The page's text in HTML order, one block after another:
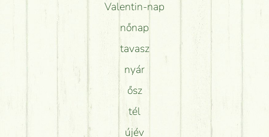
Valentin-nap
nőnap
tavasz
nyár
ősz
tél
újév